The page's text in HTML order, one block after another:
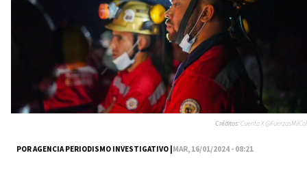
POR AGENCIA PERIODISMO INVESTIGATIVO |MAR, 16/01/2024 - 08:21
Créditos:Cuenta X @FuerzasMilCol